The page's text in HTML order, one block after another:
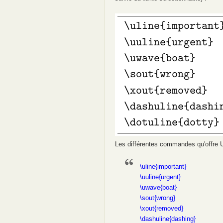
Les différentes commandes qu'offre
\uline{important}
\uuline{urgent}
\uwave{boat}
\sout{wrong}
\xout{removed}
\dashuline{dashing}